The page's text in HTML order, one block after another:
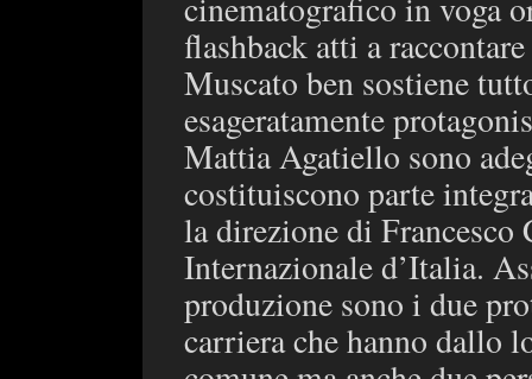
cinematografico in voga
flashback atti a
Muscato ben sostiene
esageratamente
Mattia Agatiello sono
costituiscono parte
la direzione di Francesco
Internazionale d’Italia.
produzione sono i due
carriera che hanno dallo